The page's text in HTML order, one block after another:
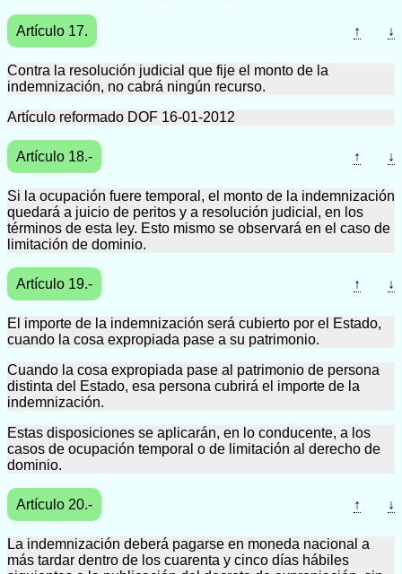
Artículo 17. ↑ ↓
Contra la resolución judicial que fije el monto de la
indemnización, no cabrá ningún recurso.
Artículo reformado DOF 16-01-2012
Artículo 18.- ↑ ↓
Si la ocupación fuere temporal, el monto de la indemnización
quedará a juicio de peritos y a resolución judicial, en los
términos de esta ley. Esto mismo se observará en el caso de
limitación de dominio.
Artículo 19.- ↑ ↓
El importe de la indemnización será cubierto por el Estado,
cuando la cosa expropiada pase a su patrimonio.
Cuando la cosa expropiada pase al patrimonio de persona
distinta del Estado, esa persona cubrirá el importe de la
indemnización.
Estas disposiciones se aplicarán, en lo conducente, a los
casos de ocupación temporal o de limitación al derecho de
dominio.
Artículo 20.- ↑ ↓
La indemnización deberá pagarse en moneda nacional a
más tardar dentro de los cuarenta y cinco días hábiles